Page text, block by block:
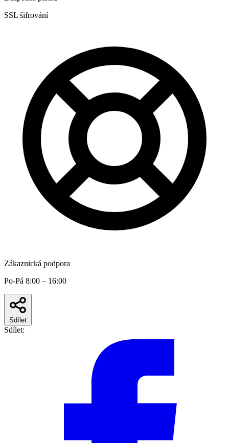
SSL šifrování
Zákaznická podpora
Po-Pá 8:00 – 16:00
Sdílet
Sdílet: